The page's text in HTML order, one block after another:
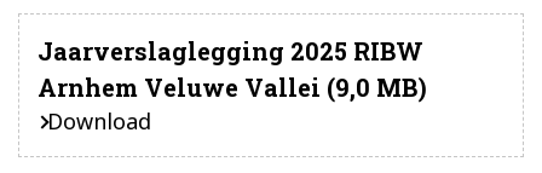
Jaarverslaglegging 2025 RIBW
Arnhem Veluwe Vallei (9,0 MB)
Download